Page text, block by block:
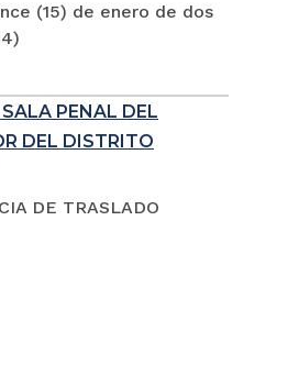
(15) de enero de dos
PENAL DEL
DEL DISTRITO
DE TRASLADO